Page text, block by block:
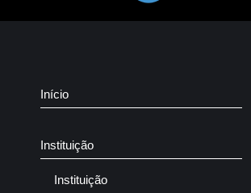
Início
Instituição
Instituição